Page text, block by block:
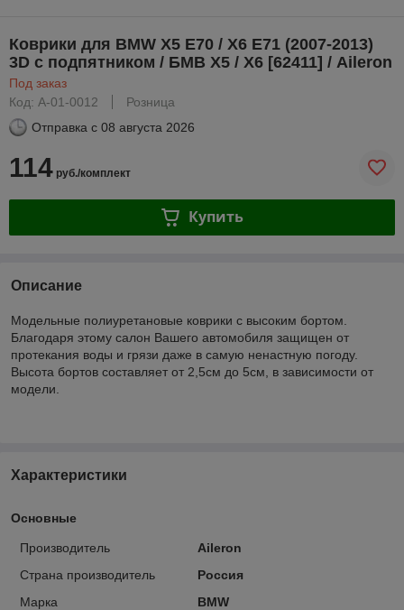
Коврики для BMW X5 E70 / X6 E71 (2007-2013)
3D c подпятником / БМВ Х5 / Х6 [62411] / Aileron
Под заказ
Код: A-01-0012
Розница
Отправка с 08 августа 2026
114 руб./комплект
Купить
Описание
Модельные полиуретановые коврики с высоким бортом.
Благодаря этому салон Вашего автомобиля защищен от
протекания воды и грязи даже в самую ненастную погоду.
Высота бортов составляет от 2,5см до 5см, в зависимости от
модели.
Характеристики
Основные
Производитель
Aileron
Страна производитель
Россия
Марка
BMW